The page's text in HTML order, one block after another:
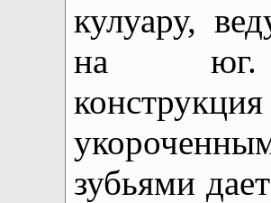
кулуару,
на юг.
зубьями